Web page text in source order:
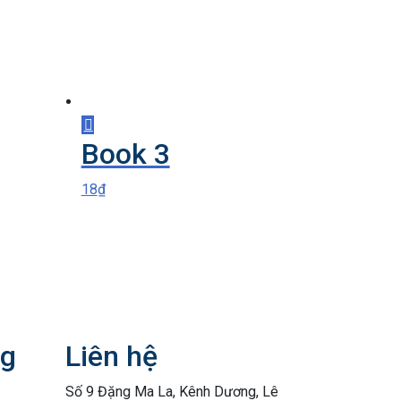
Book 3
18₫
Liên hệ
Số 9 Đặng Ma La, Kênh Dương, Lê